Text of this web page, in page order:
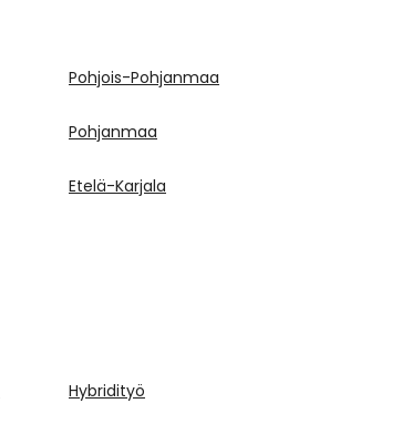
Pohjois-Pohjanmaa
Pohjanmaa
Etelä-Karjala
Hybridityö